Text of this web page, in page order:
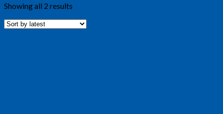
Showing all 2 results